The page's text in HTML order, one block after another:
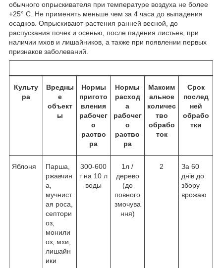
обычного опрыскивателя при температуре воздуха не более
+25° С. Не применять меньше чем за 4 часа до выпадения
осадков. Опрыскивают растения ранней весной, до
распускания почек и осенью, после падения листьев, при
наличии мхов и лишайников, а также при появлении первых
признаков заболеваний.
Культу
ра
Вредны
е
объект
ы
Нормы
пригото
вления
рабочег
о
раство
ра
Нормы
расход
а
рабочег
о
раство
ра
Максим
альное
количес
тво
обрабо
ток
Срок
послед
ней
обрабо
тки
Яблоня
Парша,
ржавчин
а,
мучнист
ая роса,
септори
оз,
монили
оз, мхи,
лишайн
ики
300-600
г на 10 л
воды
1л /
дерево
(до
повного
змочува
ння)
2
За 60
днів до
збору
врожаю